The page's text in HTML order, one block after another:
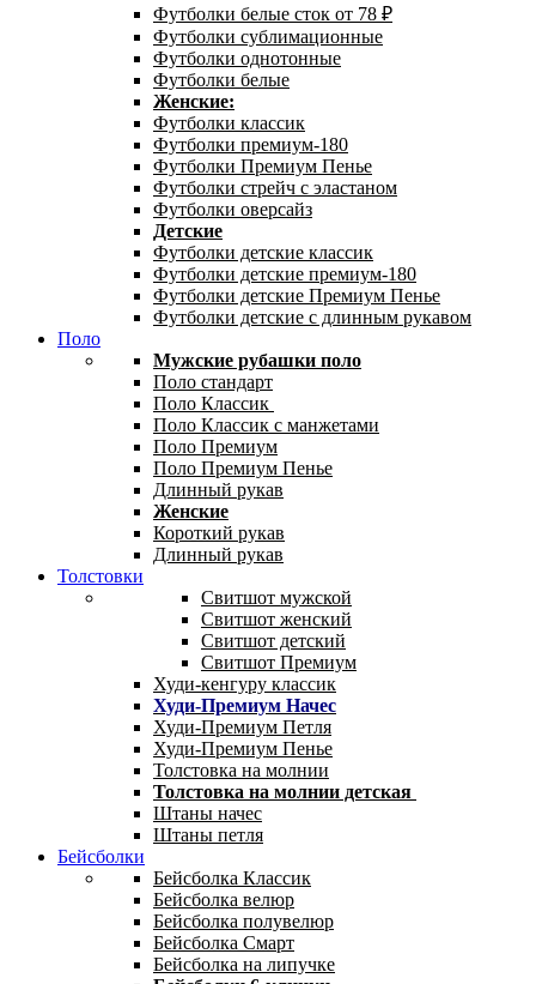
Футболки белые сток от 78 ₽
Футболки сублимационные
Футболки однотонные
Футболки белые
Женские:
Футболки классик
Футболки премиум-180
Футболки Премиум Пенье
Футболки стрейч с эластаном
Футболки оверсайз
Детские
Футболки детские классик
Футболки детские премиум-180
Футболки детские Премиум Пенье
Футболки детские с длинным рукавом
Поло
Мужские рубашки поло
Поло стандарт
Поло Классик
Поло Классик с манжетами
Поло Премиум
Поло Премиум Пенье
Длинный рукав
Женские
Короткий рукав
Длинный рукав
Толстовки
Свитшот мужской
Свитшот женский
Свитшот детский
Свитшот Премиум
Худи-кенгуру классик
Худи-Премиум Начес
Худи-Премиум Петля
Худи-Премиум Пенье
Толстовка на молнии
Толстовка на молнии детская
Штаны начес
Штаны петля
Бейсболки
Бейсболка Классик
Бейсболка велюр
Бейсболка полувелюр
Бейсболка Смарт
Бейсболка на липучке